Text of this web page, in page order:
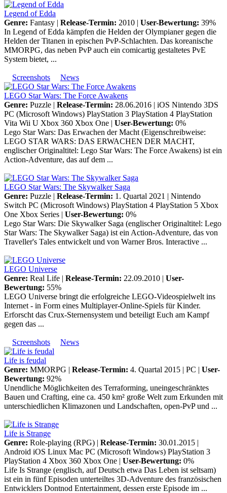
Legend of Edda
Genre: Fantasy | Release-Termin: 2010 | User-Bewertung: 39%
In Legend of Edda kämpfen die Helden der Olympianer gegen die
Helden der Titanen in epischen PvP-Schlachten. Das koreanische
MMORPG, das neben PvP auch ein comicartig gestaltetes PvE
System bietet, ...
Screenshots News
LEGO Star Wars: The Force Awakens
Genre: Puzzle | Release-Termin: 28.06.2016 | iOS Nintendo 3DS
PC (Microsoft Windows) PlayStation 3 PlayStation 4 PlayStation
Vita Wii U Xbox 360 Xbox One | User-Bewertung: 0%
Lego Star Wars: Das Erwachen der Macht (Eigenschreibweise:
LEGO STAR WARS: DAS ERWACHEN DER MACHT,
englischer Originaltitel: Lego Star Wars: The Force Awakens) ist ein
Action-Adventure, das auf dem ...
LEGO Star Wars: The Skywalker Saga
Genre: Puzzle | Release-Termin: 1. Quartal 2021 | Nintendo
Switch PC (Microsoft Windows) PlayStation 4 PlayStation 5 Xbox
One Xbox Series | User-Bewertung: 0%
Lego Star Wars: Die Skywalker Saga (englischer Originaltitel: Lego
Star Wars: The Skywalker Saga) ist ein Action-Adventure, das von
Traveller's Tales entwickelt und von Warner Bros. Interactive ...
LEGO Universe
Genre: Real Life | Release-Termin: 22.09.2010 | User-
Bewertung: 55%
LEGO Universe bringt die erfolgreiche LEGO-Videospielwelt ins
Internet - in Form eines Multiplayer-Online-Spiels für Kinder.
Erforscht das Crux-Sternensystem und beteiligt Euch am Kampf
gegen das ...
Screenshots News
Life is feudal
Genre: MMORPG | Release-Termin: 4. Quartal 2015 | PC | User-
Bewertung: 92%
Unendliche Möglichkeiten des Terraforming, uneingeschränktes
Bauen und Crafting, eine ca. 450 km² große Welt zum Erkunden mit
unterschiedlichen Klimazonen und Landschaften, open-PvP und ...
Life is Strange
Genre: Role-playing (RPG) | Release-Termin: 30.01.2015 |
Android iOS Linux Mac PC (Microsoft Windows) PlayStation 3
PlayStation 4 Xbox 360 Xbox One | User-Bewertung: 0%
Life Is Strange (englisch, auf Deutsch etwa Das Leben ist seltsam)
ist ein in fünf Episoden unterteiltes 3D-Adventure des französischen
Entwicklers Dontnod Entertainment, dessen erste Episode im ...